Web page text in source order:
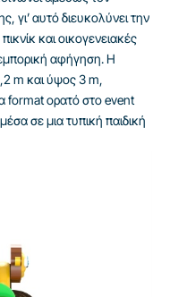
γι’ αυτό διευκολύνει την
και οικογενειακές
αφήγηση. Η
m και ύψος 3 m,
format ορατό στο event
σε μια τυπική παιδική